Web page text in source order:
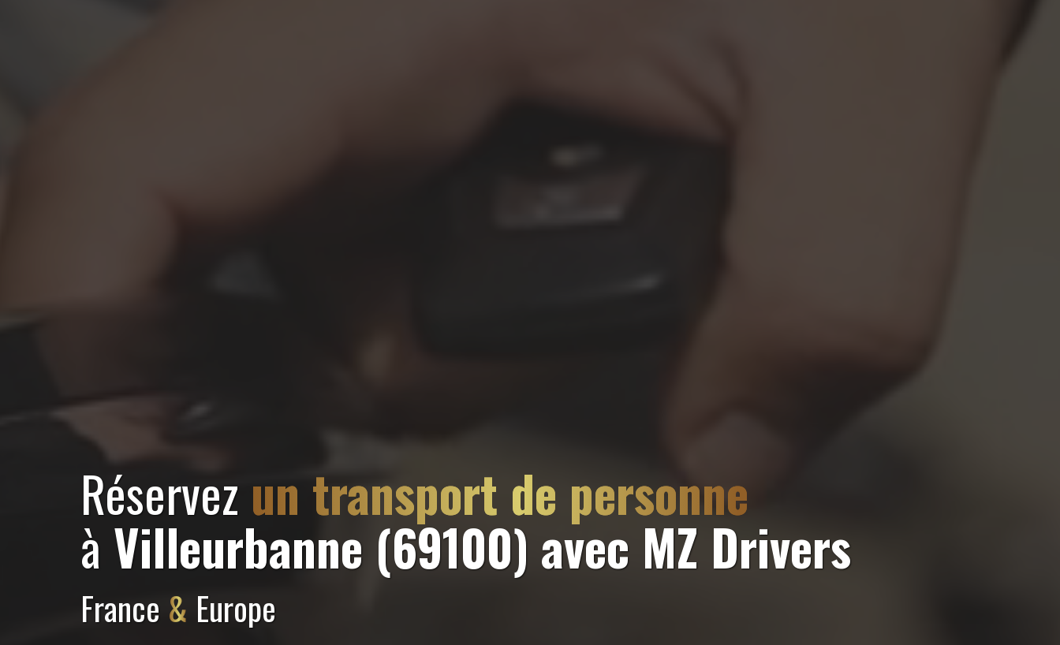
Réservez un transport de personne
à Villeurbanne (69100) avec MZ Drivers
France & Europe